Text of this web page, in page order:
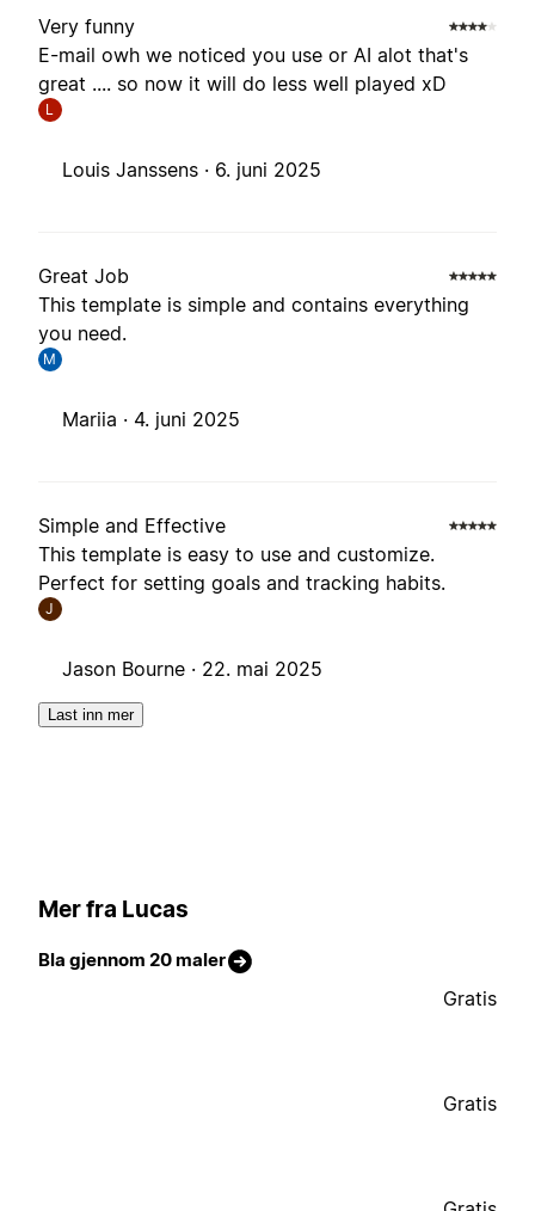
Very funny
E-mail owh we noticed you use or AI alot that's
great .... so now it will do less well played xD
L
Louis Janssens · 6. juni 2025
Great Job
This template is simple and contains everything
you need.
M
Mariia · 4. juni 2025
Simple and Effective
This template is easy to use and customize.
Perfect for setting goals and tracking habits.
J
Jason Bourne · 22. mai 2025
Last inn mer
Mer fra Lucas
Bla gjennom 20 maler
Gratis
Gratis